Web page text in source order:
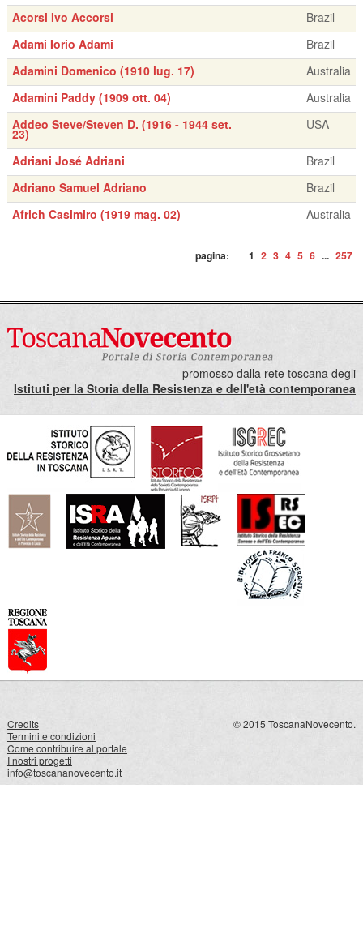
Acorsi Ivo Accorsi
Brazil
Adami Iorio Adami
Brazil
Adamini Domenico (1910 lug. 17)
Australia
Adamini Paddy (1909 ott. 04)
Australia
Addeo Steve/Steven D. (1916 - 1944 set.
23)
USA
Adriani José Adriani
Brazil
Adriano Samuel Adriano
Brazil
Africh Casimiro (1919 mag. 02)
Australia
pagina: 1 2 3 4 5 6 ... 257
promosso dalla rete toscana degli
Istituti per la Storia della Resistenza e dell'età contemporanea
Credits
Termini e condizioni
Come contribuire al portale
I nostri progetti
info@toscananovecento.it
© 2015 ToscanaNovecento.